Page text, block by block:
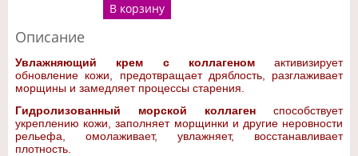
В корзину
Описание
Увлажняющий крем с коллагеномактивизирует
обновление кожи, предотвращает дряблость, разглаживает
морщины и замедляет процессы старения.
Гидролизованный морской коллаген способствует
укреплению кожи, заполняет морщинки и другие неровности
рельефа, омолаживает, увлажняет, восстанавливает
плотность.